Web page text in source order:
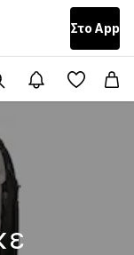
Στο Αpp